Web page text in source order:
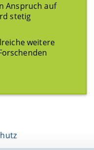
Anspruch auf
stetig
weitere